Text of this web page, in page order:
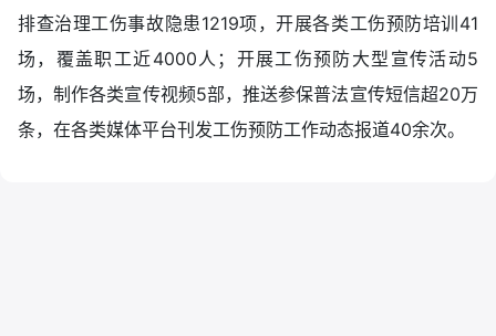
排查治理工伤事故隐患1219项，开展各类工伤预防培训41
场，覆盖职工近4000人；开展工伤预防大型宣传活动5
场，制作各类宣传视频5部，推送参保普法宣传短信超20万
条，在各类媒体平台刊发工伤预防工作动态报道40余次。